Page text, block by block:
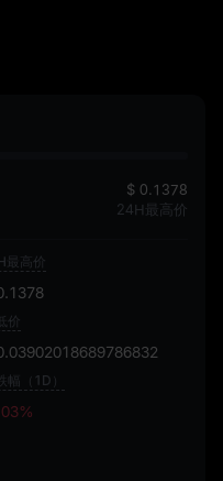
$ 0.1378
24H最高价
最高价
价
幅（1D）